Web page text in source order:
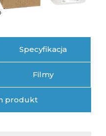
Specyfikacja